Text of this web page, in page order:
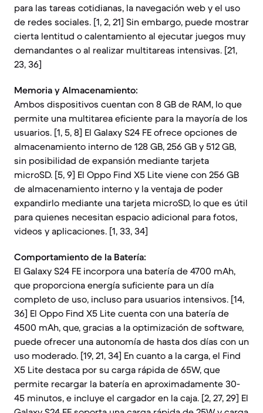
para las tareas cotidianas, la navegación web y el uso
de redes sociales. [1, 2, 21] Sin embargo, puede mostrar
cierta lentitud o calentamiento al ejecutar juegos muy
demandantes o al realizar multitareas intensivas. [21,
23, 36]
Memoria y Almacenamiento:
Ambos dispositivos cuentan con 8 GB de RAM, lo que
permite una multitarea eficiente para la mayoría de los
usuarios. [1, 5, 8] El Galaxy S24 FE ofrece opciones de
almacenamiento interno de 128 GB, 256 GB y 512 GB,
sin posibilidad de expansión mediante tarjeta
microSD. [5, 9] El Oppo Find X5 Lite viene con 256 GB
de almacenamiento interno y la ventaja de poder
expandirlo mediante una tarjeta microSD, lo que es útil
para quienes necesitan espacio adicional para fotos,
videos y aplicaciones. [1, 33, 34]
Comportamiento de la Batería:
El Galaxy S24 FE incorpora una batería de 4700 mAh,
que proporciona energía suficiente para un día
completo de uso, incluso para usuarios intensivos. [14,
36] El Oppo Find X5 Lite cuenta con una batería de
4500 mAh, que, gracias a la optimización de software,
puede ofrecer una autonomía de hasta dos días con un
uso moderado. [19, 21, 34] En cuanto a la carga, el Find
X5 Lite destaca por su carga rápida de 65W, que
permite recargar la batería en aproximadamente 30-
45 minutos, e incluye el cargador en la caja. [2, 27, 29] El